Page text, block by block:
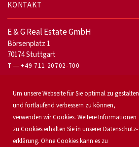
KONTAKT
E & G Real Estate GmbH
Börsenplatz 1
70174 Stuttgart
T +49 711 20702-700
Für Eigentümer
Unser Service
Objekt anbieten
Für Bauträger
Industrie & Logistik
Um unsere Webseite für Sie optimal zu gestalten
und fortlaufend verbessern zu können,
verwenden wir Cookies. Weitere Informationen
zu Cookies erhalten Sie in unserer Daten­schutz­
erklärung. Ohne Cookies kann es zu